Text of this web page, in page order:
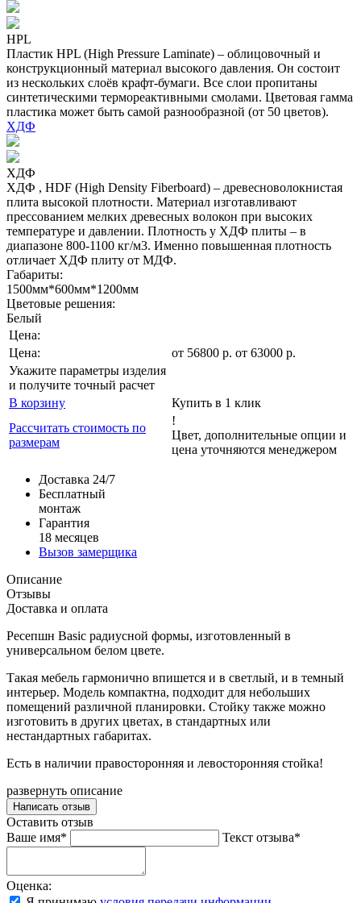
HPL
Пластик HPL (High Pressure Laminate) – облицовочный и
конструкционный материал высокого давления. Он состоит
из нескольких слоёв крафт-бумаги. Все слои пропитаны
синтетическими термореактивными смолами. Цветовая гамма
пластика может быть самой разнообразной (от 50 цветов).
ХДФ
ХДФ
ХДФ , HDF (High Density Fiberboard) – древесноволокнистая
плита высокой плотности. Материал изготавливают
прессованием мелких древесных волокон при высоких
температуре и давлении. Плотность у ХДФ плиты – в
диапазоне 800-1100 кг/м3. Именно повышенная плотность
отличает ХДФ плиту от МДФ.
Габариты:
1500мм*600мм*1200мм
Цветовые решения:
Белый
Цена:
Цена:
от 56800 р. от 63000 р.
Укажите параметры изделия
и получите точный расчет
В корзину
Купить в 1 клик
Рассчитать стоимость по
размерам
!
Цвет, дополнительные опции и
цена уточняются менеджером
Доставка 24/7
Бесплатный
монтаж
Гарантия
18 месяцев
Вызов замерщика
Описание
Отзывы
Доставка и оплата
Ресепшн Basic радиусной формы, изготовленный в
универсальном белом цвете.
Такая мебель гармонично впишется и в светлый, и в темный
интерьер. Модель компактна, подходит для небольших
помещений различной планировки. Стойку также можно
изготовить в других цветах, в стандартных или
нестандартных габаритах.
Есть в наличии правосторонняя и левосторонняя стойка!
развернуть описание
Написать отзыв
Оставить отзыв
Ваше имя*
Текст отзыва*
Оценка: